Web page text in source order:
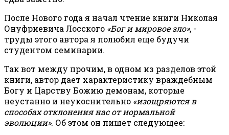
После Нового года я начал чтение книги Николая
Онуфриевича Лосского «Бог и мировое зло», -
труды этого автора я полюбил еще будучи
студентом семинарии.
Так вот между прочим, в одном из разделов этой
книги, автор дает характеристику враждебным
Богу и Царству Божию демонам, которые
неустанно и неукоснительно «изощряются в
способах отклонения нас от нормальной
эволюции». Об этом он пишет следующее: